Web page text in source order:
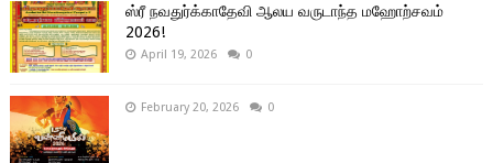
ஸ்ரீ நவதுர்க்காதேவி ஆலய வருடாந்த மஹோற்சவம்
2026!
April 19, 2026 0
February 20, 2026 0